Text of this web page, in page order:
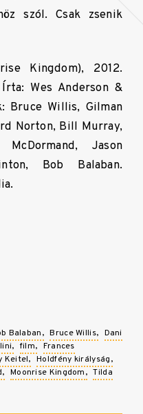
szól. Csak zsenik
Kingdom), 2012.
Wes Anderson &
Bruce Willis, Gilman
Norton, Bill Murray,
Jason
Bob Balaban.
Balaban Bruce Willis
Dani
film
Frances
Keitel
Holdfény királyság
Moonrise Kingdom
Tilda